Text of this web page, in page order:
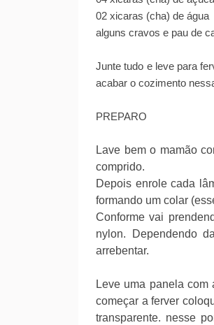
02 xicaras (cha) de água
alguns cravos e pau de
Junte tudo e leve para
acabar o cozimento
PREPARO
Lave bem o mamão
comprido.
Depois enrole cada
formando um colar
Conforme vai
nylon. Dependendo
arrebentar.
Leve uma panela
começar a ferver
transparente. nesse